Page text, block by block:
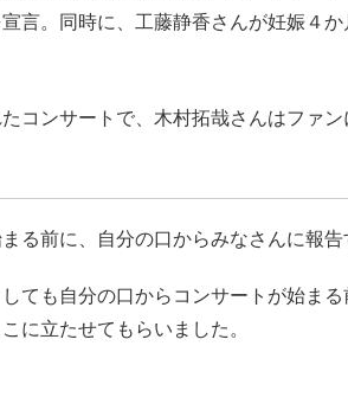
言。同時に、工藤静香さんが妊娠４
コンサートで、木村拓哉さんはファ
る前に、自分の口からみなさんに報告
ても自分の口からコンサートが始ま
に立たせてもらいました。